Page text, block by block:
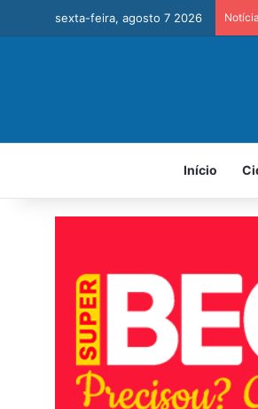
sexta-feira, agosto 7 2026
Início